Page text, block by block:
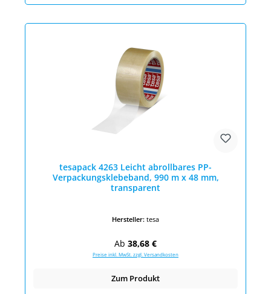
tesapack 4263 Leicht abrollbares PP-
Verpackungsklebeband, 990 m x 48 mm,
transparent
Hersteller: tesa
Regulärer Preis:
Ab 38,68 €
Preise inkl. MwSt. zzgl. Versandkosten
Zum Produkt